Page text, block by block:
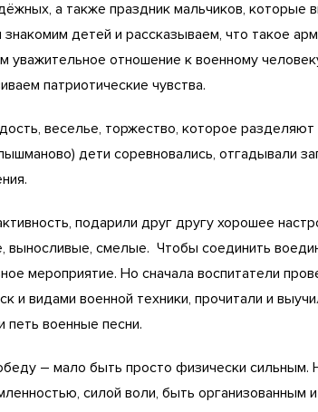
а также праздник мальчиков, которые
детей и рассказываем, что такое
уважительное отношение к военному
патриотические чувства.
веселье, торжество, которое
дети соревновались, отгадывали
подарили друг другу хорошее
выносливые, смелые. Чтобы соединить
мероприятие. Но сначала воспитатели
и видами военной техники, прочитали и
петь военные песни.
– мало быть просто физически сильным.
силой воли, быть организованным